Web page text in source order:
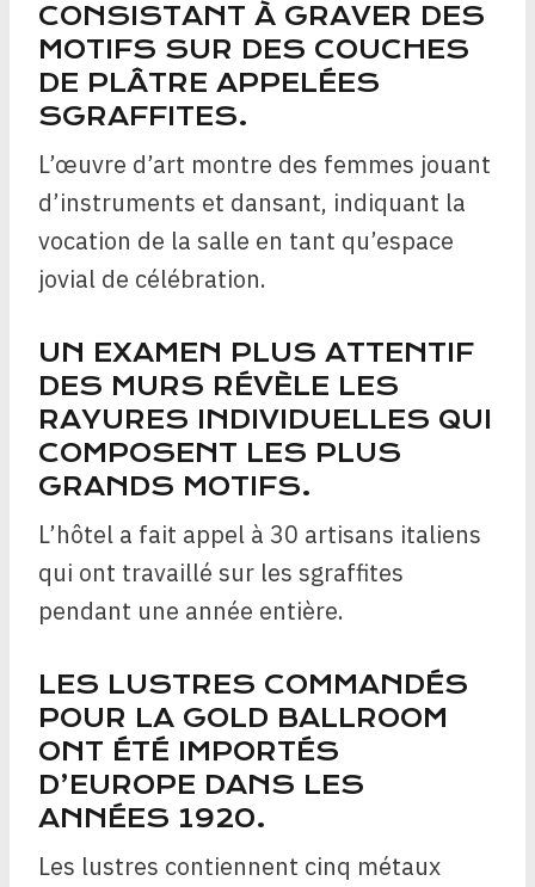
CONSISTANT À GRAVER DES
MOTIFS SUR DES COUCHES
DE PLÂTRE APPELÉES
SGRAFFITES.
L’œuvre d’art montre des femmes jouant
d’instruments et dansant, indiquant la
vocation de la salle en tant qu’espace
jovial de célébration.
UN EXAMEN PLUS ATTENTIF
DES MURS RÉVÈLE LES
RAYURES INDIVIDUELLES QUI
COMPOSENT LES PLUS
GRANDS MOTIFS.
L’hôtel a fait appel à 30 artisans italiens
qui ont travaillé sur les sgraffites
pendant une année entière.
LES LUSTRES COMMANDÉS
POUR LA GOLD BALLROOM
ONT ÉTÉ IMPORTÉS
D’EUROPE DANS LES
ANNÉES 1920.
Les lustres contiennent cinq métaux